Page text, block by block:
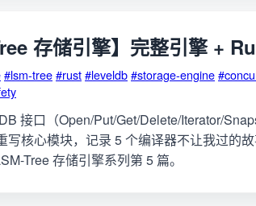
存储引擎】完整引擎 +
#lsm-tree#rust#leveldb#storage-engine
接口（Open/Put/Get/Delete/Iterator/
写核心模块，记录 5 个编译器不让我过的
Tree 存储引擎系列第 5 篇。